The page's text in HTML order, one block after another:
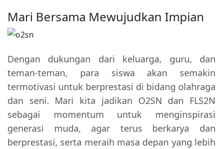
Mari Bersama Mewujudkan Impian
Dengan dukungan dari keluarga, guru, dan
teman-teman, para siswa akan semakin
termotivasi untuk berprestasi di bidang olahraga
dan seni. Mari kita jadikan O2SN dan FLS2N
sebagai momentum untuk menginspirasi
generasi muda, agar terus berkarya dan
berprestasi, serta meraih masa depan yang lebih